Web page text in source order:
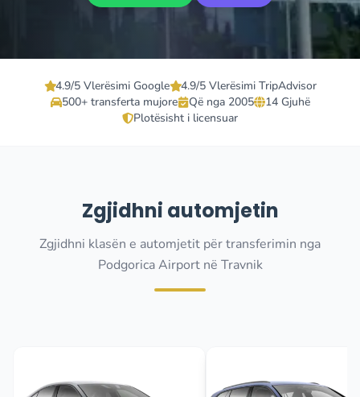
4.9/5 Vlerësimi Google
4.9/5 Vlerësimi TripAdvisor
500+ transferta mujore
Që nga 2005
14 Gjuhë
Plotësisht i licensuar
Zgjidhni automjetin
Zgjidhni klasën e automjetit për transferimin nga
Podgorica Airport në Travnik